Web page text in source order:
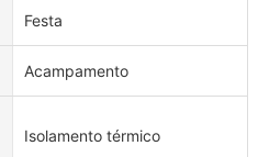
Festa
Acampamento
Isolamento térmico